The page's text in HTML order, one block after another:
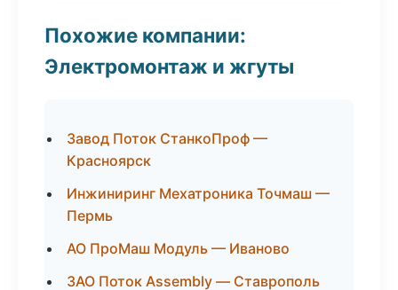
Похожие компании:
Электромонтаж и жгуты
Завод Поток СтанкоПроф —
Красноярск
Инжиниринг Мехатроника Точмаш —
Пермь
АО ПроМаш Модуль — Иваново
ЗАО Поток Assembly — Ставрополь